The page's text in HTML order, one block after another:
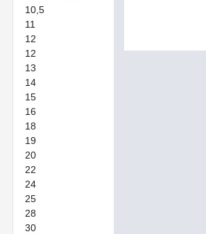
10,5
11
12
12
13
14
15
16
18
19
20
22
24
25
28
30